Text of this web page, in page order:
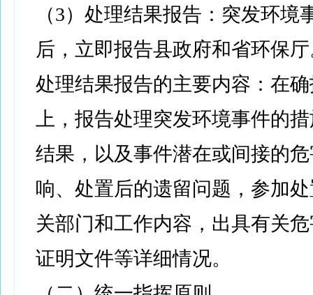
（3）处理结果报告：突发环境
后，立即报告县政府和省环保
处理结果报告的主要内容：在
上，报告处理突发环境事件的
结果，以及事件潜在或间接的
响、处置后的遗留问题，参加
关部门和工作内容，出具有关
证明文件等详细情况。